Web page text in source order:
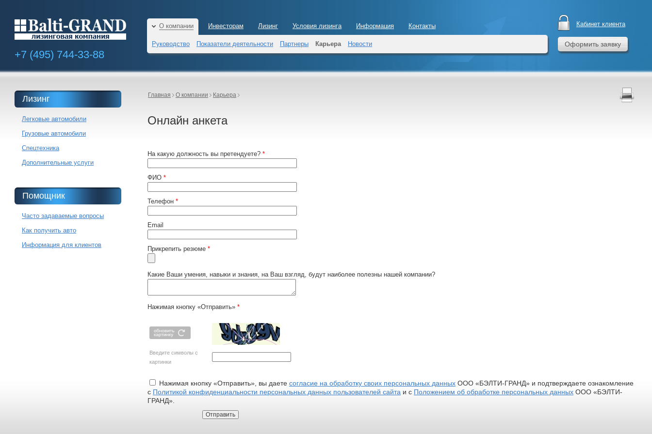
Кабинет клиента
О компании
Руководство Показатели деятельности Партнеры Карьера Новости
Инвесторам Лизинг Условия лизинга Информация Контакты
+7 (495) 744-33-88
Оформить заявку
Главная О компании Карьера
Онлайн анкета
На какую должность вы претендуете? *
ФИО *
Телефон *
Email
Прикрепить резюме *
Какие Ваши умения, навыки и знания, на Ваш взгляд, будут наиболее полезны нашей компании?
Нажимая кнопку «Отправить» *
Введите символы с
картинки
Нажимая кнопку «Отправить», вы даете согласие на обработку своих персональных данных ООО «БЭЛТИ-ГРАНД» и подтверждаете ознакомление
с Политикой конфиденциальности персональных данных пользователей сайта и с Положением об обработке персональных данных ООО «БЭЛТИ-
ГРАНД».
Лизинг
Легковые автомобили
Грузовые автомобили
Спецтехника
Дополнительные услуги
Помощник
Часто задаваемые вопросы
Как получить авто
Информация для клиентов